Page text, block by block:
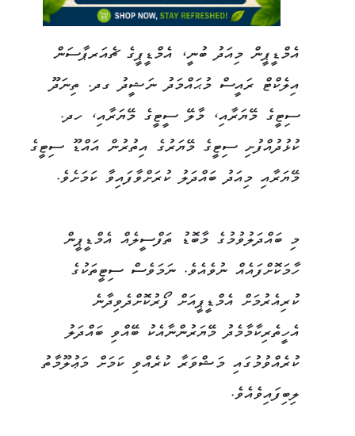
އެމްޑީޕީން މިއަދު ބުނީ، އެމްޑީޕީގެ ޗެއަރޕާސަން
އިލެކްޓް ރައީސް މުޙައްމަދު ނަޝީދު ގދ. ތިނަދޫ
ސިޓީގެ މޭޔަރާއި، މާލޭ ސީޓީގެ މޭޔަރާއި، ހދ.
ކުޅުދުއްފުށި ސިޓީގެ މޭޔަރުގެ އިތުރުން އައްޑޫ ސިޓީގެ
މޭޔަރާއި މިއަދު ބައްދަލު ކުރަށްވާފައިވާ ކަމަށެވެ.
މި ބައްދަލުވުމުގެ މާބޮޑު ތަފްސީލެއް އެމްޑީޕީން
ހާމަކޮށްފައެއް ނުވެއެވެ. ނަމަވެސް ސިޓީތަކުގެ
ކުރިއެރުމަށް އެމްޑީޕީއަށް ފޯރުކޮށްދެވިދާނެ
އެހީތެރިކާމާމެދު މޭޔަރުންނާއެކު ބޭއްވި ބައްދަލު
ކުރެއްވުމުގައި މަޝްވަރާ ކުރެއްވި ކަމަށް މަޢުލޫމާތު
ލިބިފައިވެއެވެ.